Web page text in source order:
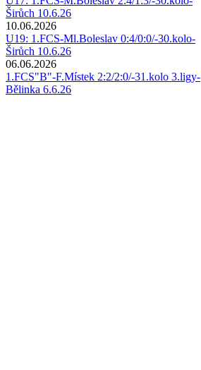
Širůch 10.6.26
10.06.2026
U19: 1.FCS-Ml.Boleslav 0:4/0:0/-30.kolo-
Širůch 10.6.26
06.06.2026
1.FCS"B"-F.Místek 2:2/2:0/-31.kolo 3.ligy-
Bělinka 6.6.26